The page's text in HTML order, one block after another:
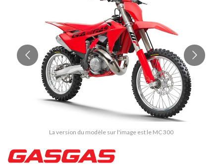
La version du modèle sur l'image est le MC 300